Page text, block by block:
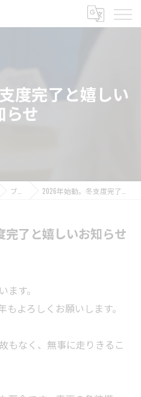
度完了と嬉しい
らせ
ブログ 2026年始動。冬支度完了と嬉しいお知らせ
完了と嬉しいお知らせ
す。
よろしくお願いします。
もなく、無事に走りきるこ